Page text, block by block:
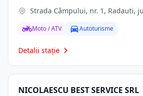
Strada Câmpului, nr. 1, Radauti,
Moto / ATV Autoturisme
Detalii stație
NICOLAESCU BEST SERVICE SRL